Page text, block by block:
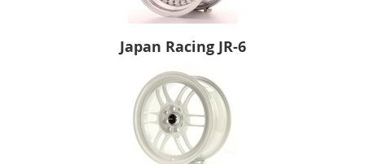
Japan Racing JR-6